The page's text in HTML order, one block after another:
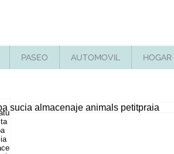
PASEO AUTOMOVIL HOGAR